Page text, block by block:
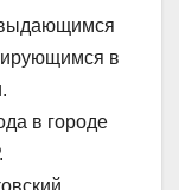
в
в городе